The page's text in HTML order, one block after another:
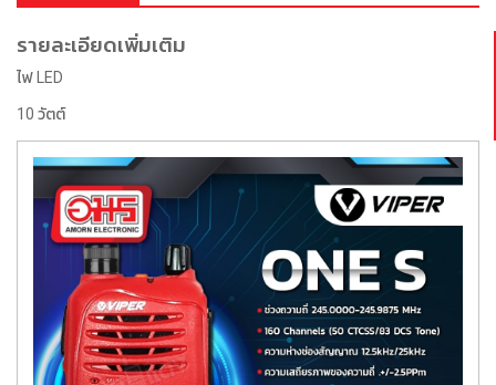
รายละเอียดเพิ่มเติม
ไฟ LED
10 วัตต์